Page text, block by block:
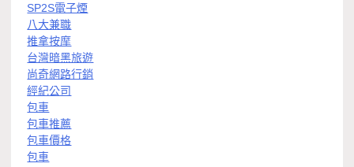
SP2S電子煙
八大兼職
推拿按摩
台灣暗黑旅遊
尚奇網路行銷
經紀公司
包車
包車推薦
包車價格
包車